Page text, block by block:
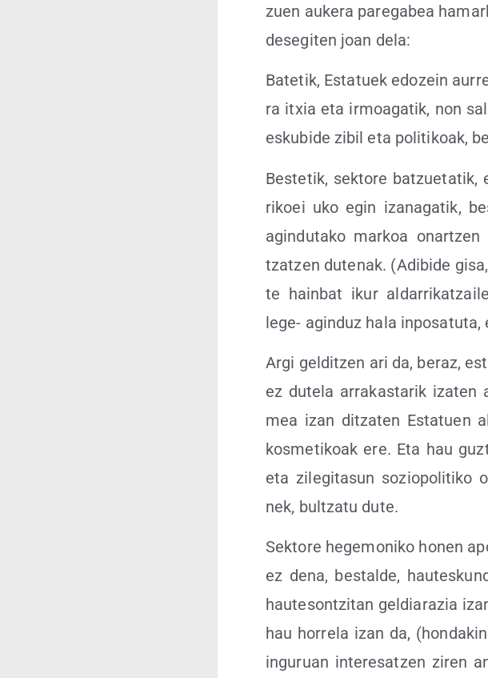
zuen auke­ra pare­ga­bea
desegi­ten joan dela:
Bate­tik, Esta­tuek edo­zein
ra itxia eta irmoa­ga­tik, non
esku­bi­de zibil eta poli­ti­koak,
Bes­te­tik, sek­to­re
ri­koei uko egin iza­na­ga­tik,
agin­du­ta­ko mar­koa
tzatzen dute­nak. (Adi­bi­de
te hain­bat ikur
lege- agin­duz hala
Argi gel­ditzen ari da, beraz,
ez dute­la arra­kas­ta­rik iza­ten
mea izan ditza­ten Esta­tuen
kos­me­ti­koak ere. Eta hau
eta zile­gi­ta­sun sozio­po­li­ti­ko
nek, bul­tza­tu dute.
Sek­to­re hege­mo­ni­ko honen
ez dena, bes­tal­de,
hau­te­son­tzi­tan gel­dia­ra­zia
hau horre­la izan da,
ingu­ruan intere­satzen ziren